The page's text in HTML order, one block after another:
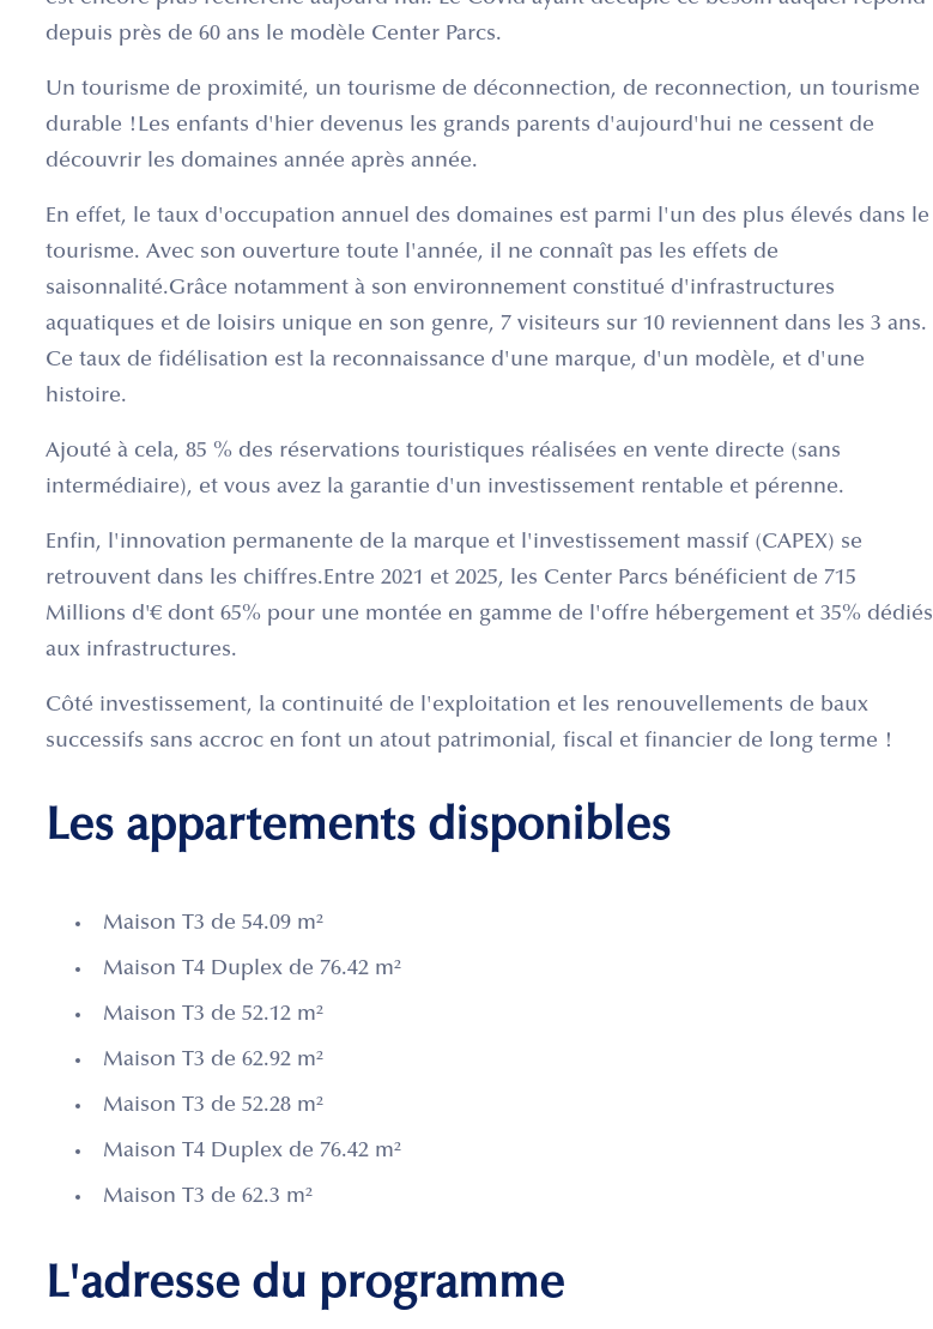
depuis près de 60 ans le modèle Center Parcs.
Un tourisme de proximité, un tourisme de déconnection, de reconnection, un tourisme
durable !Les enfants d'hier devenus les grands parents d'aujourd'hui ne cessent de
découvrir les domaines année après année.
En effet, le taux d'occupation annuel des domaines est parmi l'un des plus élevés dans le
tourisme. Avec son ouverture toute l'année, il ne connaît pas les effets de
saisonnalité.Grâce notamment à son environnement constitué d'infrastructures
aquatiques et de loisirs unique en son genre, 7 visiteurs sur 10 reviennent dans les 3 ans.
Ce taux de fidélisation est la reconnaissance d'une marque, d'un modèle, et d'une
histoire.
Ajouté à cela, 85 % des réservations touristiques réalisées en vente directe (sans
intermédiaire), et vous avez la garantie d'un investissement rentable et pérenne.
Enfin, l'innovation permanente de la marque et l'investissement massif (CAPEX) se
retrouvent dans les chiffres.Entre 2021 et 2025, les Center Parcs bénéficient de 715
Millions d'€ dont 65% pour une montée en gamme de l'offre hébergement et 35% dédiés
aux infrastructures.
Côté investissement, la continuité de l'exploitation et les renouvellements de baux
successifs sans accroc en font un atout patrimonial, fiscal et financier de long terme !
Les appartements disponibles
Maison T3 de 54.09 m²
Maison T4 Duplex de 76.42 m²
Maison T3 de 52.12 m²
Maison T3 de 62.92 m²
Maison T3 de 52.28 m²
Maison T4 Duplex de 76.42 m²
Maison T3 de 62.3 m²
L'adresse du programme